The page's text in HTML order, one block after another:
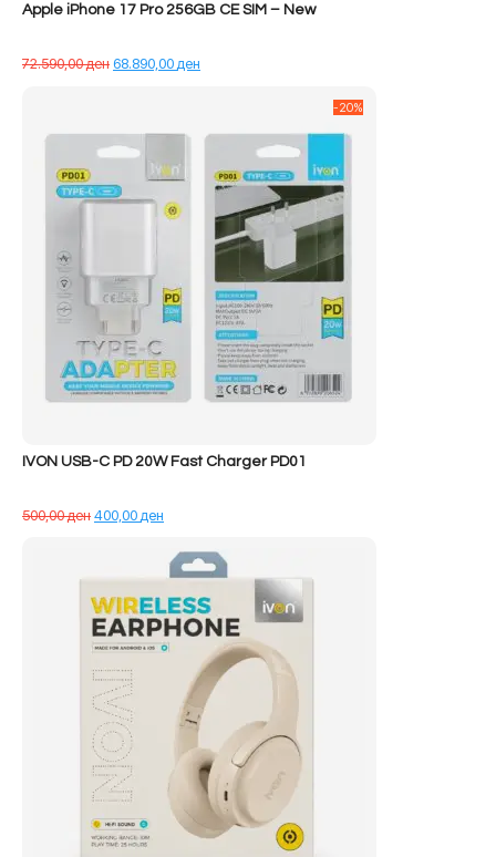
Apple iPhone 17 Pro 256GB CE SIM – New
72.590,00денÇmimi
68.890,00ден
68.890,00 ден.
IVON USB-C PD 20W Fast Charger PD01
500,00денÇmimi
400,00ден
tanishëm
është:
-20%